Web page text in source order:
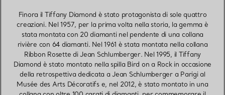
Finora il Tiffany Diamond è stato protagonista di sole quattro
creazioni. Nel 1957, per la prima volta nella storia, la gemma è
stata montata con 20 diamanti nel pendente di una collana
rivière con 64 diamanti. Nel 1961 è stata montata nella collana
Ribbon Rosette di Jean Schlumberger. Nel 1995, il Tiffany
Diamond è stato montato nella spilla Bird on a Rock in occasione
della retrospettiva dedicata a Jean Schlumberger a Parigi al
Musée des Arts Décoratifs e, nel 2012, è stato montato in una